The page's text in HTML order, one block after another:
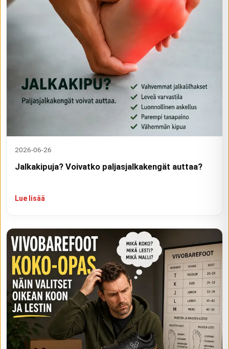
2026-06-26
Jalkakipuja? Voivatko paljasjalkakengät auttaa?
Lue lisää